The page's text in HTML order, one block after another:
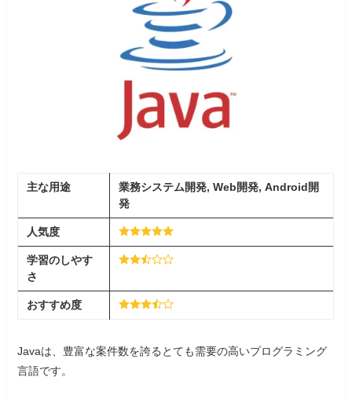
主な用途
業務システム開発, Web開発, Android開
発
人気度
学習のしやす
さ
おすすめ度
Javaは、豊富な案件数を誇るとても需要の高いプログラミング
言語です。